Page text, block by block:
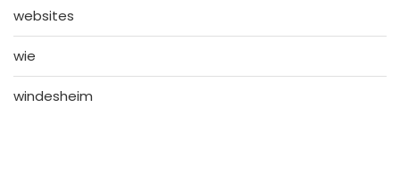
websites
wie
windesheim